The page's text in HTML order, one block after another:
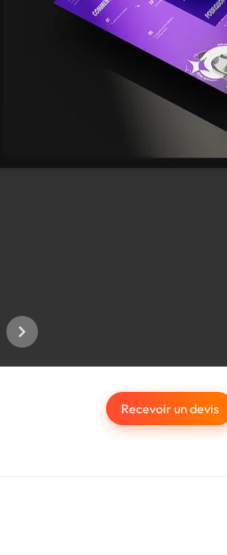
Recevoir un devis